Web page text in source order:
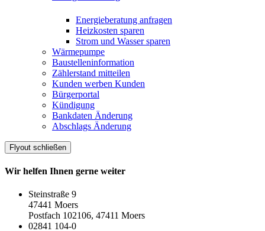
Energieberatung anfragen
Heizkosten sparen
Strom und Wasser sparen
Wärmepumpe
Baustelleninformation
Zählerstand mitteilen
Kunden werben Kunden
Bürgerportal
Kündigung
Bankdaten Änderung
Abschlags Änderung
Flyout schließen
Wir helfen Ihnen gerne weiter
Steinstraße 9
47441 Moers
Postfach 102106, 47411 Moers
02841 104-0